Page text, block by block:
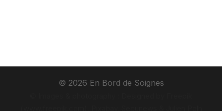
© 2026 En Bord de Soignes